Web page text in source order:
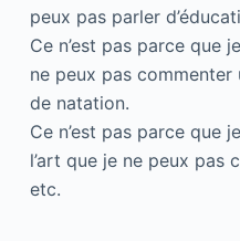
peux pas parler
Ce n’est pas parce que
ne peux pas
de natation.
Ce n’est pas parce que
l’art que je ne peux pas
etc.